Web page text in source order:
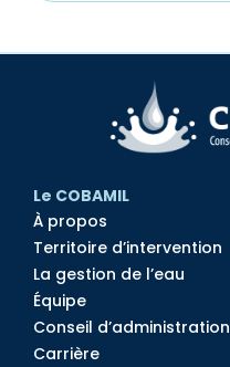
Le COBAMIL
À propos
Territoire d’intervention
La gestion de l’eau
Équipe
Conseil d’administration
Carrière